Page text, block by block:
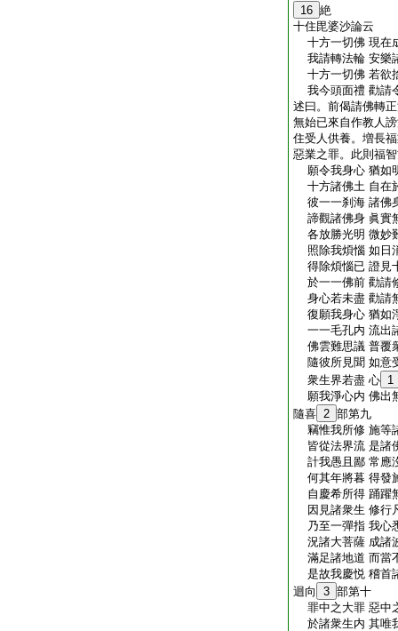
16 絶
十住毘婆沙論云
十方一切佛 現在
我請轉法輪 安樂
十方一切佛 若欲
我今頭面禮 勸請
述曰。前偈請佛轉
無始已來自作教人
住受人供養。増長
惡業之罪。此則福
願令我身心 猶如
十方諸佛土 自在
彼一一刹海 諸佛
諦觀諸佛身 眞實
各放勝光明 微妙
照除我煩惱 如日
得除煩惱已 證見
於一一佛前 勸請
身心若未盡 勸請
復願我身心 猶如
一一毛孔内 流出
佛雲難思議 普覆
隨彼所見聞 如意
衆生界若盡 心 1
願我淨心内 佛出
隨喜 2 部第九
竊惟我所修 施等
皆從法界流 是諸
計我愚且鄙 常應
何其年將暮 得發
自慶希所得 踊躍
因見諸衆生 修行
乃至一彈指 我心
況諸大菩薩 成諸
滿足諸地道 而當
是故我慶悦 稽首
迴向
3 部第十
罪中之大罪 惡中
於諸衆生内 其唯